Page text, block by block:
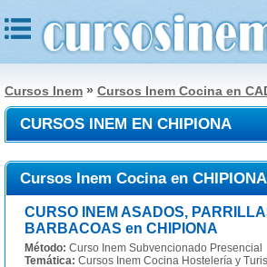
Cursos Inem » Cursos Inem Cocina en
CURSOS INEM EN CHIPIONA
Cursos Inem Cocina en CHIPIONA
CURSO INEM ASADOS,
BARBACOAS en CHIPIONA
Método: Curso Inem Subvencionado Presencial
Temática: Cursos Inem Cocina Hostelería y